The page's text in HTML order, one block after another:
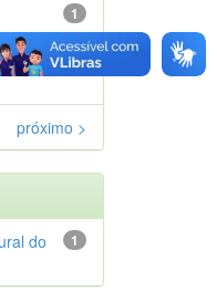
1
1
próximo >
1
do